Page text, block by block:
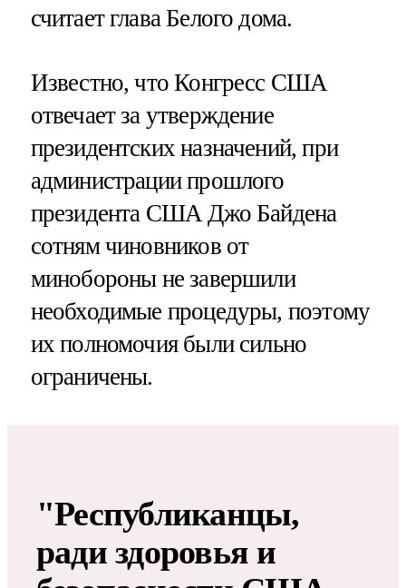
считает глава Белого дома.
Известно, что Конгресс США
отвечает за утверждение
президентских назначений, при
администрации прошлого
президента США Джо Байдена
сотням чиновников от
минобороны не завершили
необходимые процедуры, поэтому
их полномочия были сильно
ограничены.
"Республиканцы,
ради здоровья и